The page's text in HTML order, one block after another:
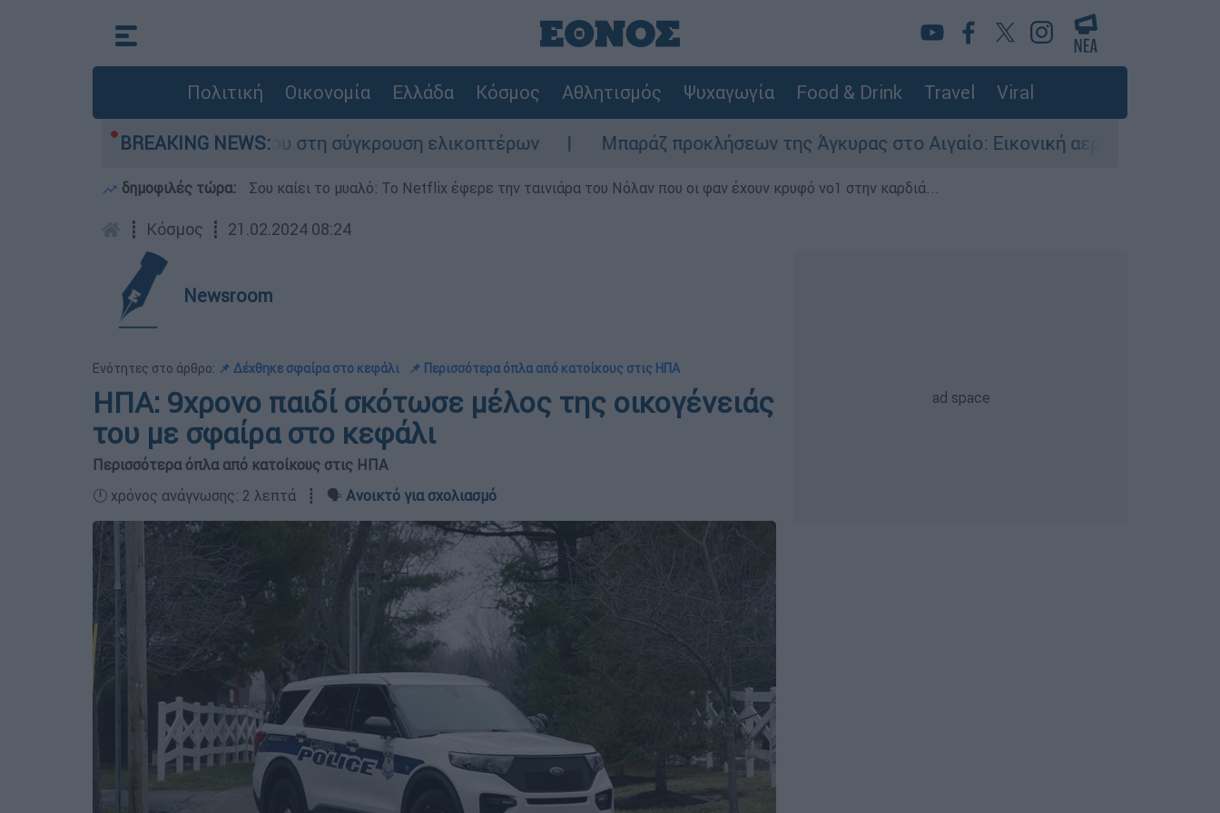
Πολιτική Οικονομία Ελλάδα Κόσμος Αθλητισμός Ψυχαγωγία Food & Drink Travel Viral
BREAKING NEWS:
που έχασε τη ζωή του στη σύγκρουση ελικοπτέρων Μπαράζ προκλήσεων της Άγκυρας στο Αιγαίο: Εικονική αερομαχία ανάμεσα σε
δημοφιλές τώρα: Σου καίει το μυαλό: Το Netflix έφερε την ταινιάρα του Νόλαν που οι φαν έχουν κρυφό νο1 στην καρδιά...
┋ Κόσμος ┋ 21.02.2024 08:24
Newsroom
Ενότητες στο άρθρο: 📌 Δέχθηκε σφαίρα στο κεφάλι 📌 Περισσότερα όπλα από κατοίκους στις ΗΠΑ
ΗΠΑ: 9χρονο παιδί σκότωσε μέλος της οικογένειάς
του με σφαίρα στο κεφάλι
Περισσότερα όπλα από κατοίκους στις ΗΠΑ
🕛 χρόνος ανάγνωσης: 2 λεπτά ┋ 🗣️ Ανοικτό για σχολιασμό